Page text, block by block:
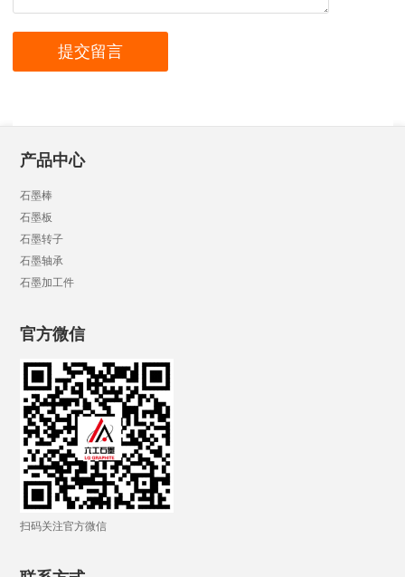
产品中心
石墨棒
石墨板
石墨转子
石墨轴承
石墨加工件
官方微信
扫码关注官方微信